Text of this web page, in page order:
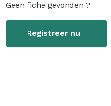
Geen fiche gevonden ?
Registreer nu